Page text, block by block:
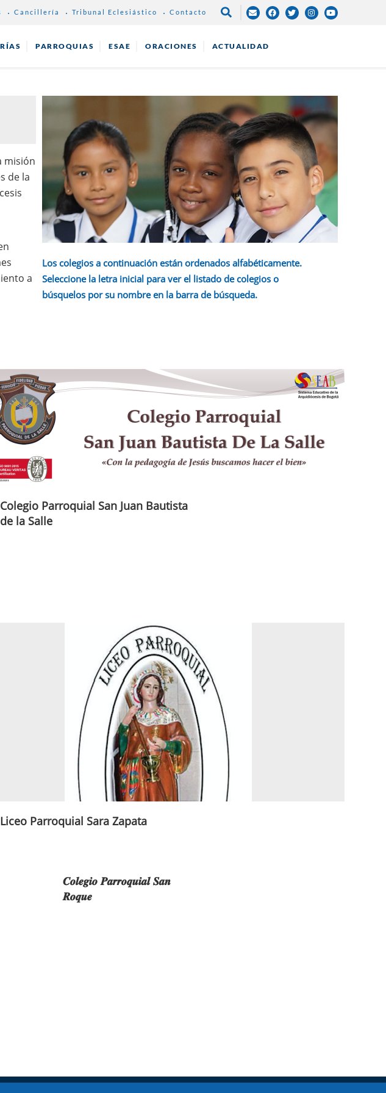
Cancillería Tribunal Eclesiástico Contacto
PARROQUIAS ESAE ORACIONES ACTUALIDAD
misión
de la
a
Los colegios a continuación están ordenados alfabéticamente.
Seleccione la letra inicial para ver el listado de colegios o
búsquelos por su nombre en la barra de búsqueda.
Colegio Parroquial San Juan Bautista
de la Salle
Liceo Parroquial Sara Zapata
𝑪𝒐𝒍𝒆𝒈𝒊𝒐 𝑷𝒂𝒓𝒓𝒐𝒒𝒖𝒊𝒂𝒍 𝑺𝒂𝒏
𝑹𝒐𝒒𝒖𝒆